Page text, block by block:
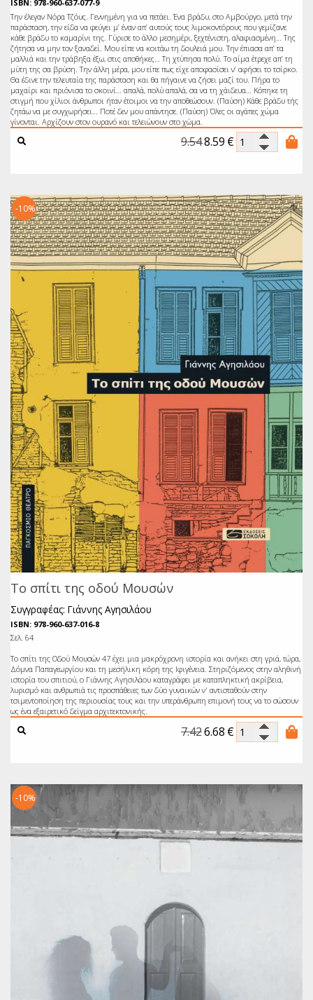
ISBN: 978-960-637-077-9
Την έλεγαν Νόρα Τζόυς. Γεννημένη για να πετάει. Ένα βράδυ, στο Αμβούργο, μετά την
παράσταση, την είδα να φεύγει μ’ έναν απ’ αυτούς τους λιμοκοντόρους που γεμίζανε
κάθε βράδυ το καμαρίνι της. Γύρισε το άλλο μεσημέρι, ξεχτένιστη, αλαφιασμένη… Της
ζήτησα να μην τον ξαναδεί. Μου είπε να κοιτάω τη δουλειά μου. Την έπιασα απ’ τα
μαλλιά και την τράβηξα έξω, στις αποθήκες… Τη χτύπησα πολύ. Το αίμα έτρεχε απ’ τη
μύτη της σα βρύση. Την άλλη μέρα, μου είπε πως είχε αποφασίσει ν’ αφήσει το τσίρκο.
Θα έδινε την τελευταία της παράσταση και θα πήγαινε να ζήσει μαζί του. Πήρα το
μαχαίρι και πριόνισα το σκοινί… απαλά, πολύ απαλά, σα να τη χάιδευα… Κόπηκε τη
στιγμή που χίλιοι άνθρωποι ήταν έτοιμοι να την αποθεώσουν. (Παύση) Κάθε βράδυ τής
ζητάω να με συγχωρήσει… Ποτέ δεν μου απάντησε. (Παύση) Όλες οι αγάπες χώμα
γίνονται. Αρχίζουν στον ουρανό και τελειώνουν στο χώμα.
9.548.59 €
Το σπίτι της οδού Μουσών
Συγγραφέας: Γιάννης Αγησιλάου
ISBN: 978-960-637-016-8
Σελ. 64
Το σπίτι της Οδού Μουσών 47 έχει μια μακρόχρονη ιστορία και ανήκει στη γριά, τώρα,
Δόμνα Παπαγεωργίου και τη μεσήλικη κόρη της Ιφιγένεια. Στηριζόμενος στην αληθινή
ιστορία του σπιτιού, ο Γιάννης Αγησιλάου καταγράφει με καταπληκτική ακρίβεια,
λυρισμό και ανθρωπιά τις προσπάθειες των δύο γυναικών ν' αντισταθούν στην
τσιμεντοποίηση της περιουσίας τους και την υπεράνθρωπη επιμονή τους να το σώσουν
ως ένα εξαιρετικό δείγμα αρχιτεκτονικής.
7.426.68 €
-10%
-10%